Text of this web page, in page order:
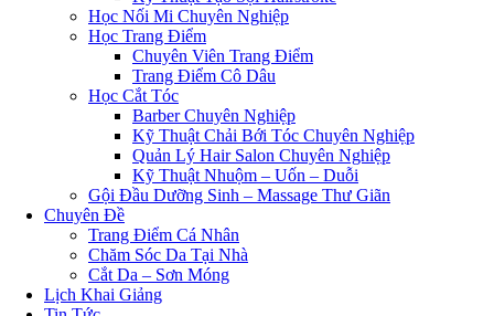
Học Nối Mi Chuyên Nghiệp
Học Trang Điểm
Chuyên Viên Trang Điểm
Trang Điểm Cô Dâu
Học Cắt Tóc
Barber Chuyên Nghiệp
Kỹ Thuật Chải Bới Tóc Chuyên Nghiệp
Quản Lý Hair Salon Chuyên Nghiệp
Kỹ Thuật Nhuộm – Uốn – Duỗi
Gội Đầu Dưỡng Sinh – Massage Thư Giãn
Chuyên Đề
Trang Điểm Cá Nhân
Chăm Sóc Da Tại Nhà
Cắt Da – Sơn Móng
Lịch Khai Giảng